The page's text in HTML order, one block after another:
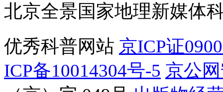
北京全景国家地理新媒体
优秀科普网站 京ICP证
ICP备10014304号-5 京公